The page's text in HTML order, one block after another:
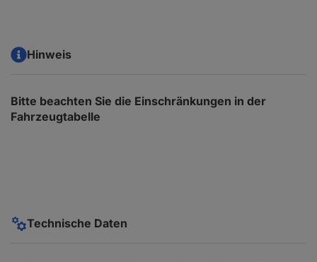
Hinweis
Bitte beachten Sie die Einschränkungen in der
Fahrzeugtabelle
Technische Daten